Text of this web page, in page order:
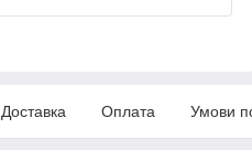
Доставка Оплата Умови